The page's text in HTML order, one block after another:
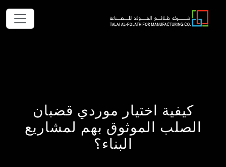
كيفية اختيار موردي قضبان
الصلب الموثوق بهم لمشاريع
البناء؟